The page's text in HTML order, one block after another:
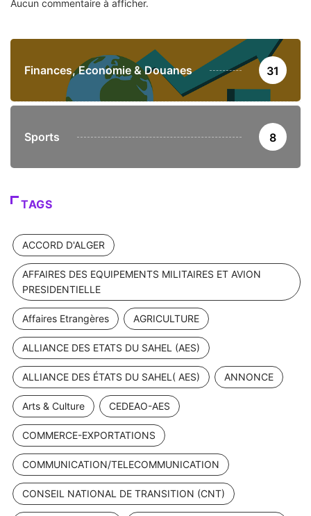
Aucun commentaire à afficher.
Finances, Economie & Douanes 31
Sports 8
TAGS
ACCORD D'ALGER
AFFAIRES DES EQUIPEMENTS MILITAIRES ET AVION
PRESIDENTIELLE
Affaires Etrangères AGRICULTURE
ALLIANCE DES ETATS DU SAHEL (AES)
ALLIANCE DES ÉTATS DU SAHEL( AES) ANNONCE
Arts & Culture CEDEAO-AES
COMMERCE-EXPORTATIONS
COMMUNICATION/TELECOMMUNICATION
CONSEIL NATIONAL DE TRANSITION (CNT)